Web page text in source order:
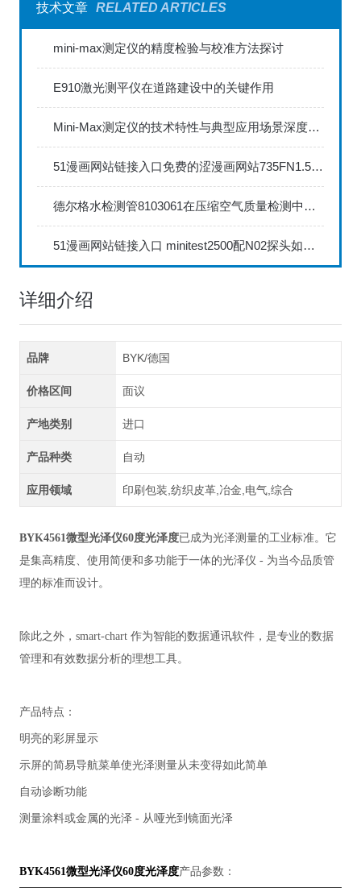
技术文章 RELATED ARTICLES
mini-max测定仪的精度检验与校准方法探讨
E910激光测平仪在道路建设中的关键作用
Mini-Max测定仪的技术特性与典型应用场景深度解读
51漫画网站链接入口免费的涩漫画网站735FN1.5正确的校准步骤
德尔格水检测管8103061在压缩空气质量检测中的应用
51漫画网站链接入口 minitest2500配N02探头如何两点校准？
详细介绍
品牌 BYK/德国
价格区间 面议
产地类别 进口
产品种类 自动
应用领域 印刷包装,纺织皮革,冶金,电气,综合
BYK4561微型光泽仪60度光泽度已成为光泽测量的工业标准。它
是集高精度、使用简便和多功能于一体的光泽仪 - 为当今品质管
理的标准而设计。
除此之外，smart-chart 作为智能的数据通讯软件，是专业的数据
管理和有效数据分析的理想工具。
产品特点：
明亮的彩屏显示
示屏的简易导航菜单使光泽测量从未变得如此简单
自动诊断功能
测量涂料或金属的光泽 - 从哑光到镜面光泽
BYK4561微型光泽仪60度光泽度产品参数：